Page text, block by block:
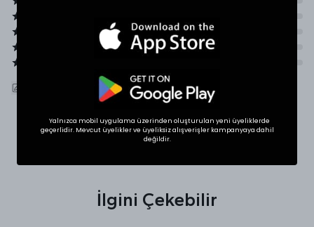
ÜRÜNÜ DEĞERLENDIR
İlgini Çekebilir
Yalnızca mobil uygulama üzerinden oluşturulan yeni üyeliklerde
geçerlidir. Mevcut üyelikler ve üyeliksiz alışverişler kampanyaya dahil
değildir.